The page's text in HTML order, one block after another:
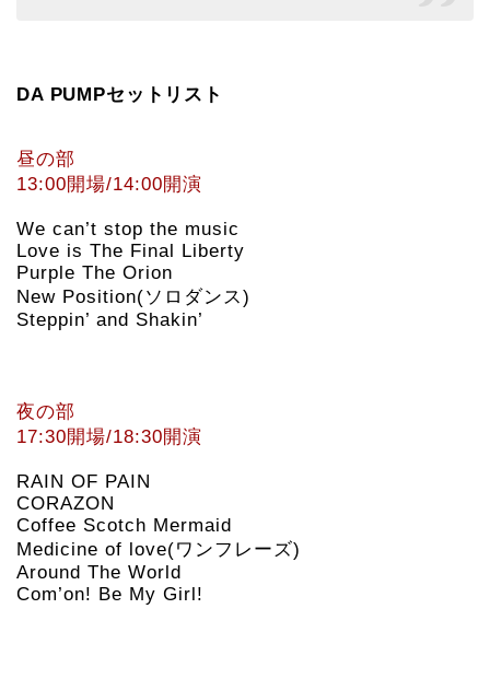
DA PUMPセットリスト
昼の部
13:00開場/14:00開演
We can’t stop the music
Love is The Final Liberty
Purple The Orion
New Position(ソロダンス)
Steppin’ and Shakin’
夜の部
17:30開場/18:30開演
RAIN OF PAIN
CORAZON
Coffee Scotch Mermaid
Medicine of love(ワンフレーズ)
Around The World
Com’on! Be My Girl!